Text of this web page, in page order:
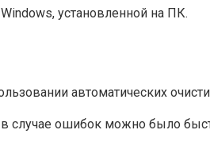
установленной на ПК.
автоматических
в случае ошибок можно было